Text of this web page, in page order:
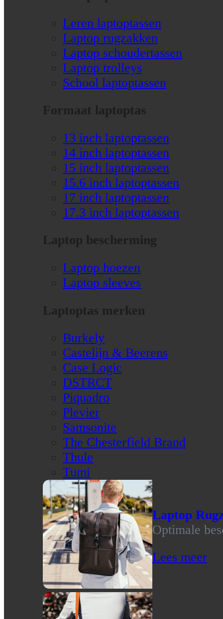
Leren laptoptassen
Laptop rugzakken
Laptop schoudertassen
Laptop trolleys
School laptoptassen
Formaat laptoptas
13 inch laptoptassen
14 inch laptoptassen
15 inch laptoptassen
15.6 inch laptoptassen
17 inch laptoptassen
17.3 inch laptoptassen
Laptop bescherming
Laptop hoezen
Laptop sleeves
Laptoptas merken
Burkely
Castelijn & Beerens
Case Logic
DSTRCT
Piquadro
Plevier
Samsonite
The Chesterfield Brand
Thule
Tumi
Laptop
Optimale
Lees meer